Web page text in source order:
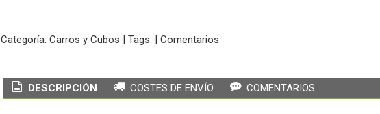
Categoría: Carros y Cubos | Tags: | Comentarios
DESCRIPCIÓN COSTES DE ENVÍO COMENTARIOS